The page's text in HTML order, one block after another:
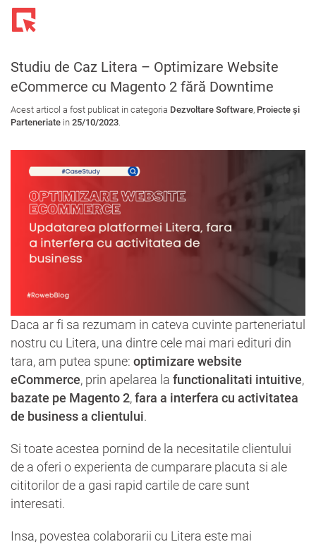
Studiu de Caz Litera – Optimizare Website
eCommerce cu Magento 2 fără Downtime
Acest articol a fost publicat in categoria Dezvoltare Software, Proiecte și
Parteneriate in 25/10/2023.
Daca ar fi sa rezumam in cateva cuvinte parteneriatul
nostru cu Litera, una dintre cele mai mari edituri din
tara, am putea spune: optimizare website
eCommerce, prin apelarea la functionalitati intuitive,
bazate pe Magento 2,fara a interfera cu activitatea
de business a clientului.
Si toate acestea pornind de la necesitatile clientului
de a oferi o experienta de cumparare placuta si ale
cititorilor de a gasi rapid cartile de care sunt
interesati.
Insa, povestea colaborarii cu Litera este mai